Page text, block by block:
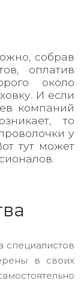
собрав
оплатив
около
И если
компаний
то
у
тут может
специалистов
в своих